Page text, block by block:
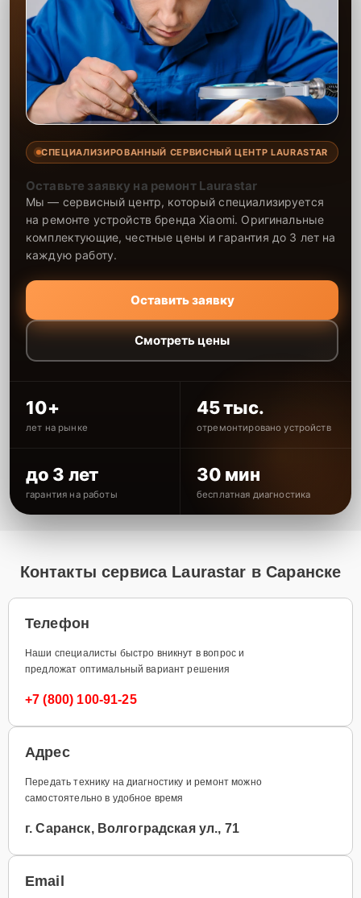
СПЕЦИАЛИЗИРОВАННЫЙ СЕРВИСНЫЙ ЦЕНТР LAURASTAR
Оставьте заявку на ремонт Laurastar
Мы — сервисный центр, который специализируется
на ремонте устройств бренда Xiaomi. Оригинальные
комплектующие, честные цены и гарантия до 3 лет на
каждую работу.
Оставить заявку
Смотреть цены
10+
лет на рынке
45 тыс.
отремонтировано устройств
до 3 лет
гарантия на работы
30 мин
бесплатная диагностика
Контакты сервиса Laurastar в Саранске
Телефон
Наши специалисты быстро вникнут в вопрос и
предложат оптимальный вариант решения
+7 (800) 100-91-25
Адрес
Передать технику на диагностику и ремонт можно
самостоятельно в удобное время
г. Саранск, Волгоградская ул., 71
Email